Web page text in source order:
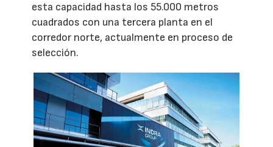
esta capacidad hasta los 55.000 metros
cuadrados con una tercera planta en el
corredor norte, actualmente en proceso de
selección.